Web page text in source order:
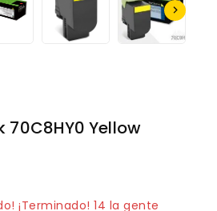
70C8HY0 Yellow
en los últimos 4 horas
¡Terminado! 14 la gente